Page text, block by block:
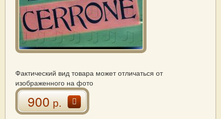
Фактический вид товара может отличаться от
изображенного на фото
900р.